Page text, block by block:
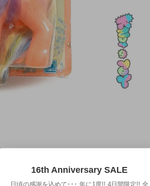
16th Anniversary SALE
日頃の感謝を込めて･･･ 年に1度!! 4日間限定!! 全